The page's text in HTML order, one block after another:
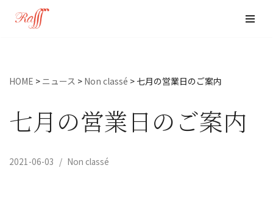
ン
ス
キ
プ
HOME > ニュース > Non classé > 七月の営業日のご案内
七月の営業日のご案内
2021-06-03 Non classé